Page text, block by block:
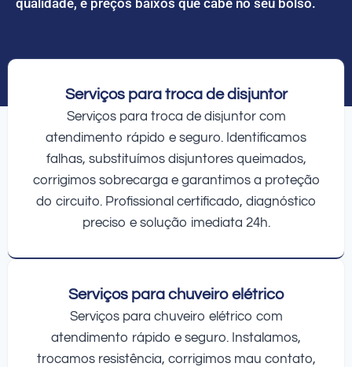
Serviços para troca de disjuntor
Serviços para troca de disjuntor com
atendimento rápido e seguro. Identificamos
falhas, substituímos disjuntores queimados,
corrigimos sobrecarga e garantimos a proteção
do circuito. Profissional certificado, diagnóstico
preciso e solução imediata 24h.
Serviços para chuveiro elétrico
Serviços para chuveiro elétrico com
atendimento rápido e seguro. Instalamos,
trocamos resistência, corrigimos mau contato,